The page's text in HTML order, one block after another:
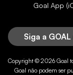
Goal App
Siga a
Copyright © 2026 Goal
Goal não podem ser